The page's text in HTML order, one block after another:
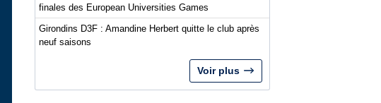
finales des European Universities Games
Girondins D3F : Amandine Herbert quitte le club après
neuf saisons
Voir plus